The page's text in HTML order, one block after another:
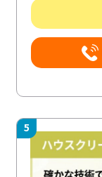
5